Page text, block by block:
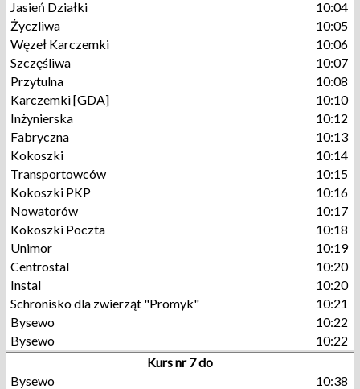
Jasień Działki
10:04
Życzliwa
10:05
Węzeł Karczemki
10:06
Szczęśliwa
10:07
Przytulna
10:08
Karczemki [GDA]
10:10
Inżynierska
10:12
Fabryczna
10:13
Kokoszki
10:14
Transportowców
10:15
Kokoszki PKP
10:16
Nowatorów
10:17
Kokoszki Poczta
10:18
Unimor
10:19
Centrostal
10:20
Instal
10:20
Schronisko dla zwierząt "Promyk"
10:21
Bysewo
10:22
Bysewo
10:22
Kurs nr 7 do
Bysewo
10:38